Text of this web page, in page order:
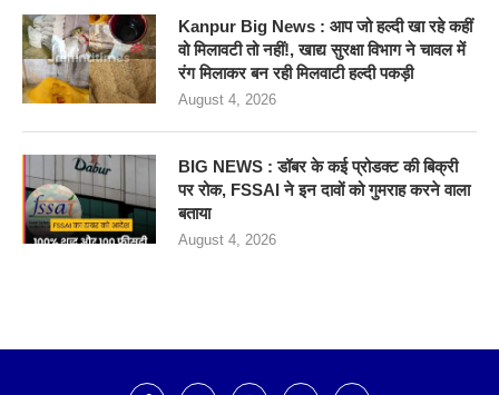
Kanpur Big News : आप जो हल्दी खा रहे कहीं
वो मिलावटी तो नहीं!, खाद्य सुरक्षा विभाग ने चावल में
रंग मिलाकर बन रही मिलवाटी हल्दी पकड़ी
August 4, 2026
BIG NEWS : डॉबर के कई प्रोडक्ट की बिक्री
पर रोक, FSSAI ने इन दावों को गुमराह करने वाला
बताया
August 4, 2026